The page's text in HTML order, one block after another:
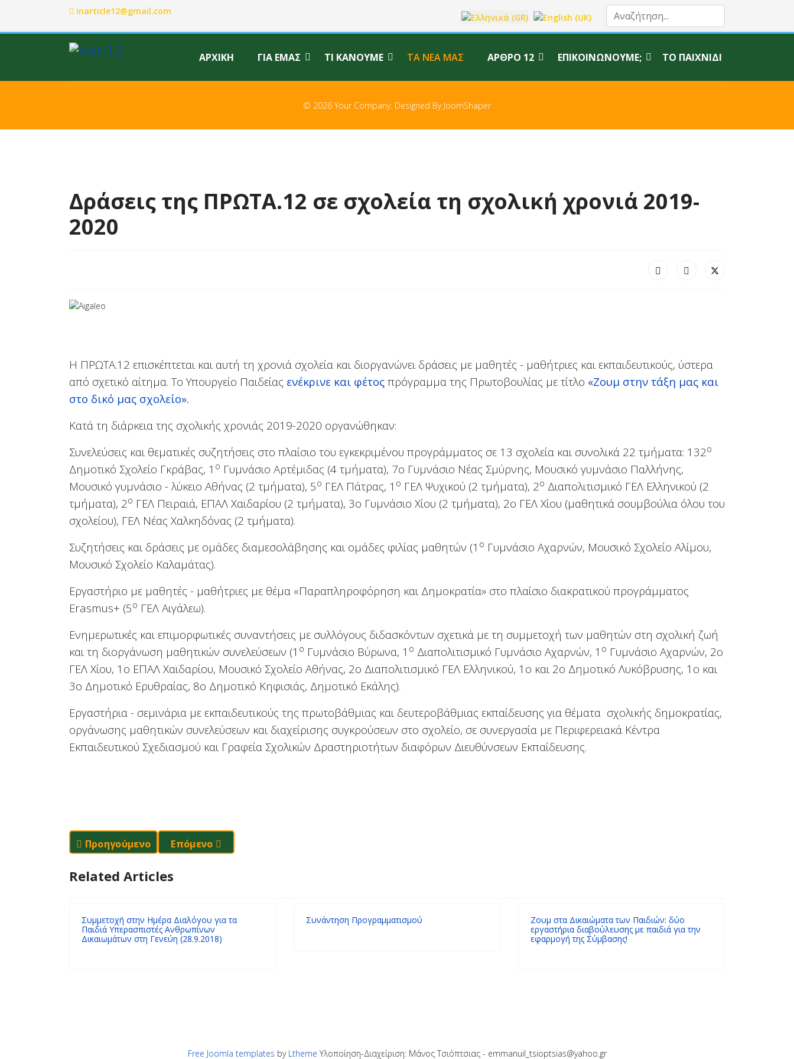
inarticle12@gmail.com Επιλέξτε τη γλώσσα σας
ΑΡΧΙΚΗ ΓΙΑ ΕΜΆΣ ΤΙ ΚΆΝΟΥΜΕ ΤΑ ΝΈΑ ΜΑΣ ΆΡΘΡΟ 12 ΕΠΙΚΟΙΝΩΝΟΎΜΕ; ΤΟ ΠΑΙΧΝΊΔΙ
© 2026 Your Company. Designed By JoomShaper
Δράσεις της ΠΡΩΤΑ.12 σε σχολεία τη σχολική χρονιά 2019-
2020
Η ΠΡΩΤΑ.12 επισκέπτεται και αυτή τη χρονιά σχολεία και διοργανώνει δράσεις με μαθητές - μαθήτριες και εκπαιδευτικούς, ύστερα
από σχετικό αίτημα. To Υπουργείο Παιδείας ενέκρινε και φέτος πρόγραμμα της Πρωτοβουλίας με τίτλο «Ζουμ στην τάξη μας και
στο δικό μας σχολείο».
Κατά τη διάρκεια της σχολικής χρονιάς 2019-2020 οργανώθηκαν:
Συνελεύσεις και θεματικές συζητήσεις στο πλαίσιο του εγκεκριμένου προγράμματος σε 13 σχολεία και συνολικά 22 τμήματα: 132ο
Δημοτικό Σχολείο Γκράβας, 1 ο Γυμνάσιο Αρτέμιδας (4 τμήματα), 7ο Γυμνάσιο Νέας Σμύρνης, Μουσικό γυμνάσιο Παλλήνης,
Μουσικό γυμνάσιο - λύκειο Αθήνας (2 τμήματα), 5ο ΓΕΛ Πάτρας, 1 ο ΓΕΛ Ψυχικού (2 τμήματα), 2ο Διαπολιτισμικό ΓΕΛ Ελληνικού (2
τμήματα), 2ο ΓΕΛ Πειραιά, ΕΠΑΛ Χαϊδαρίου (2 τμήματα), 3ο Γυμνάσιο Χίου (2 τμήματα), 2ο ΓΕΛ Χίου (μαθητικά σουμβούλια όλου του
σχολείου), ΓΕΛ Νέας Χαλκηδόνας (2 τμήματα).
Συζητήσεις και δράσεις με ομάδες διαμεσολάβησης και ομάδες φιλίας μαθητών (1 ο Γυμνάσιο Αχαρνών, Μουσικό Σχολείο Αλίμου,
Μουσικό Σχολείο Καλαμάτας).
Εργαστήριο με μαθητές - μαθήτριες με θέμα «Παραπληροφόρηση και Δημοκρατία» στο πλαίσιο διακρατικού προγράμματος
Erasmus+ (5ο ΓΕΛ Αιγάλεω).
Ενημερωτικές και επιμορφωτικές συναντήσεις με συλλόγους διδασκόντων σχετικά με τη συμμετοχή των μαθητών στη σχολική ζωή
και τη διοργάνωση μαθητικών συνελεύσεων (1 ο Γυμνάσιο Βύρωνα, 1 ο Διαπολιτισμικό Γυμνάσιο Αχαρνών, 1 ο Γυμνάσιο Αχαρνών, 2ο
ΓΕΛ Χίου, 1ο ΕΠΑΛ Χαϊδαρίου, Μουσικό Σχολείο Αθήνας, 2ο Διαπολιτισμικό ΓΕΛ Ελληνικού, 1ο και 2ο Δημοτικό Λυκόβρυσης, 1ο και
3ο Δημοτικό Ερυθραίας, 8ο Δημοτικό Κηφισιάς, Δημοτικό Εκάλης).
Εργαστήρια - σεμινάρια με εκπαιδευτικούς της πρωτοβάθμιας και δευτεροβάθμιας εκπαίδευσης για θέματα σχολικής δημοκρατίας,
οργάνωσης μαθητικών συνελεύσεων και διαχείρισης συγκρούσεων στο σχολείο, σε συνεργασία με Περιφερειακά Κέντρα
Εκπαιδευτικού Σχεδιασμού και Γραφεία Σχολικών Δραστηριοτήτων διαφόρων Διευθύνσεων Εκπαίδευσης.
Προηγούμενο Άρθρο: Η Καρδιά Του Σχολείου Χτύπησε Δυνατά Στην Κατερίνη!
Προηγούμενο Επόμενο Άρθρο: Εργαστήρι Στο 22ο Φεστιβάλ Κινηματογράφου Ολυμπίας Για Παιδιά Και Νέους
Επόμενο
Related Articles
Συμμετοχή στην Ημέρα Διαλόγου για τα
Παιδιά Υπερασπιστές Ανθρωπίνων
Δικαιωμάτων στη Γενεύη (28.9.2018)
Συνάντηση Προγραμματισμού
Ζουμ στα Δικαιώματα των Παιδιών: δύο
εργαστήρια διαβούλευσης με παιδιά για την
εφαρμογή της Σύμβασης!
Free Joomla templates by Ltheme Υλοποίηση-Διαχείριση: Μάνος Τσιόπτσιας - emmanuil_tsioptsias@yahoo.gr